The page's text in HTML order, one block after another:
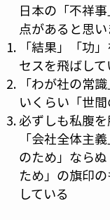
日本の「不祥
点があると思い
「結果」「功
セスを飛ばして
「わが社の常
いくらい「世
必ずしも私腹
「会社全体主
のため」なら
ため」の旗印
している